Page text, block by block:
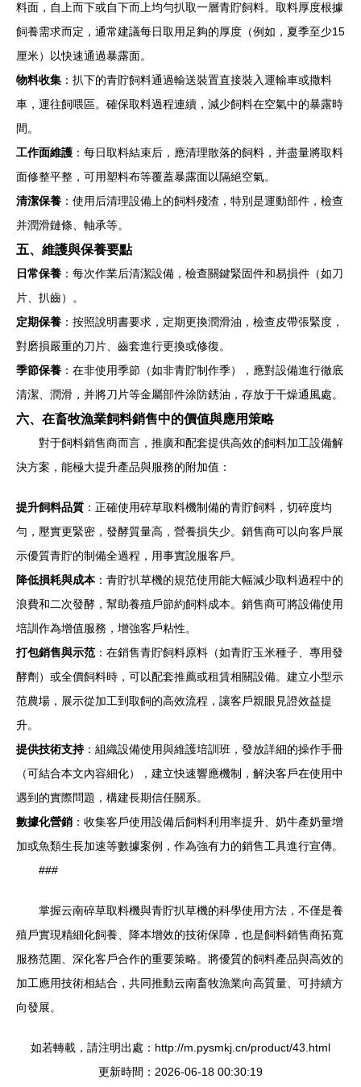
料面，自上而下或自下而上均勻扒取一層青貯飼料。取料厚度根據
飼養需求而定，通常建議每日取用足夠的厚度（例如，夏季至少15
厘米）以快速通過暴露面。
物料收集 ：扒下的青貯飼料通過輸送裝置直接裝入運輸車或撒料
車，運往飼喂區。確保取料過程連續，減少飼料在空氣中的暴露時
間。
工作面維護 ：每日取料結束后，應清理散落的飼料，并盡量將取料
面修整平整，可用塑料布等覆蓋暴露面以隔絕空氣。
清潔保養 ：使用后清理設備上的飼料殘渣，特別是運動部件，檢查
并潤滑鏈條、軸承等。
五、維護與保養要點
日常保養 ：每次作業后清潔設備，檢查關鍵緊固件和易損件（如刀
片、扒齒）。
定期保養 ：按照說明書要求，定期更換潤滑油，檢查皮帶張緊度，
對磨損嚴重的刀片、齒套進行更換或修復。
季節保養 ：在非使用季節（如非青貯制作季），應對設備進行徹底
清潔、潤滑，并將刀片等金屬部件涂防銹油，存放于干燥通風處。
六、在畜牧漁業飼料銷售中的價值與應用策略
對于飼料銷售商而言，推廣和配套提供高效的飼料加工設備解
決方案，能極大提升產品與服務的附加值：
提升飼料品質 ：正確使用碎草取料機制備的青貯飼料，切碎度均
勻，壓實更緊密，發酵質量高，營養損失少。銷售商可以向客戶展
示優質青貯的制備全過程，用事實說服客戶。
降低損耗與成本：青貯扒草機的規范使用能大幅減少取料過程中的
浪費和二次發酵，幫助養殖戶節約飼料成本。銷售商可將設備使用
培訓作為增值服務，增強客戶粘性。
打包銷售與示范 ：在銷售青貯飼料原料（如青貯玉米種子、專用發
酵劑）或全價飼料時，可以配套推薦或租賃相關設備。建立小型示
范農場，展示從加工到取飼的高效流程，讓客戶親眼見證效益提
升。
提供技術支持：組織設備使用與維護培訓班，發放詳細的操作手冊
（可結合本文內容細化），建立快速響應機制，解決客戶在使用中
遇到的實際問題，構建長期信任關系。
數據化營銷 ：收集客戶使用設備后飼料利用率提升、奶牛產奶量增
加或魚類生長加速等數據案例，作為強有力的銷售工具進行宣傳。
###
掌握云南碎草取料機與青貯扒草機的科學使用方法，不僅是養
殖戶實現精細化飼養、降本增效的技術保障，也是飼料銷售商拓寬
服務范圍、深化客戶合作的重要策略。將優質的飼料產品與高效的
加工應用技術相結合，共同推動云南畜牧漁業向高質量、可持續方
向發展。
如若轉載，請注明出處：http://m.pysmkj.cn/product/43.html
更新時間：2026-06-18 00:30:19